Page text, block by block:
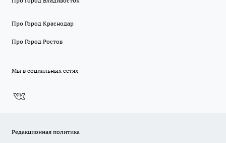
Про Город Краснодар
Про Город Ростов
Мы в социальных сетях
Редакционная политика